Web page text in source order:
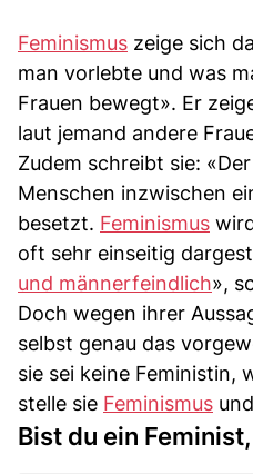
Feminismus zeige sich
man vorlebte und was
Frauen bewegt». Er
laut jemand andere
Zudem schreibt sie:
Menschen inzwischen
besetzt. Feminismus
oft sehr einseitig
und männerfeindlich»,
Doch wegen ihrer
selbst genau das
sie sei keine Feministin,
stelle sie Feminismus
Bist du ein